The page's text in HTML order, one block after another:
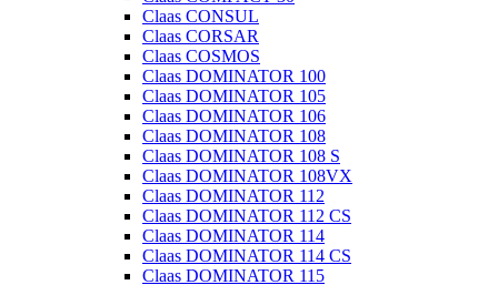
Claas CONSUL
Claas CORSAR
Claas COSMOS
Claas DOMINATOR 100
Claas DOMINATOR 105
Claas DOMINATOR 106
Claas DOMINATOR 108
Claas DOMINATOR 108 S
Claas DOMINATOR 108VX
Claas DOMINATOR 112
Claas DOMINATOR 112 CS
Claas DOMINATOR 114
Claas DOMINATOR 114 CS
Claas DOMINATOR 115